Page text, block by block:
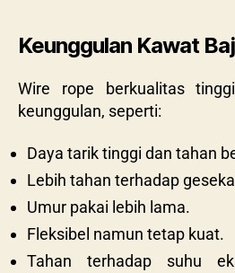
Keunggulan Kawat
Wire rope berkualitas
keunggulan, seperti:
Daya tarik tinggi dan tahan
Lebih tahan terhadap
Umur pakai lebih lama.
Fleksibel namun tetap kuat.
Tahan terhadap suhu